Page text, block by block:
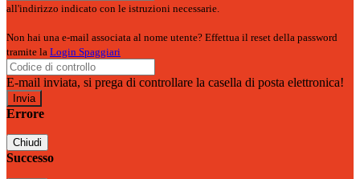
all'indirizzo indicato con le istruzioni necessarie.
Non hai una e-mail associata al nome utente? Effettua il reset della password
tramite la Login Spaggiari
E-mail inviata, si prega di controllare la casella di posta elettronica!
Errore
Chiudi
Successo